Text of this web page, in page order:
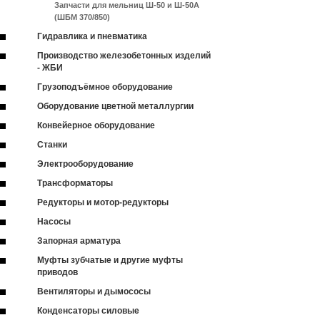
Запчасти для мельниц Ш-50 и Ш-50А
(ШБМ 370/850)
Гидравлика и пневматика
Производство железобетонных изделий
- ЖБИ
Грузоподъёмное оборудование
Оборудование цветной металлургии
Конвейерное оборудование
Станки
Электрооборудование
Трансформаторы
Редукторы и мотор-редукторы
Насосы
Запорная арматура
Муфты зубчатые и другие муфты
приводов
Вентиляторы и дымососы
Конденсаторы силовые